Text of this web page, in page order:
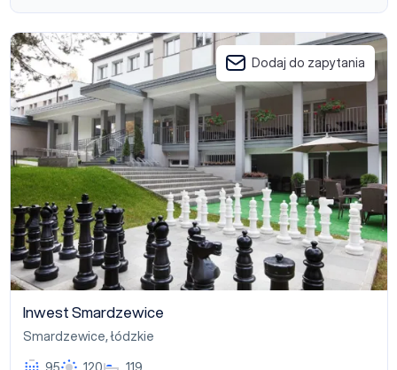
Inwest Smardzewice
Dodaj do zapytania
Inwest Smardzewice
Smardzewice,łódzkie